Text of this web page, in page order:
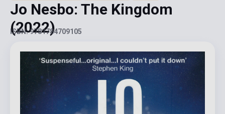
Jo Nesbo: The Kingdom
(2022)
ISBN: 9781784709105